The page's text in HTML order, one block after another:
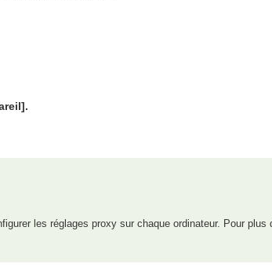
les réglages proxy sur chaque ordinateur. Pour plus